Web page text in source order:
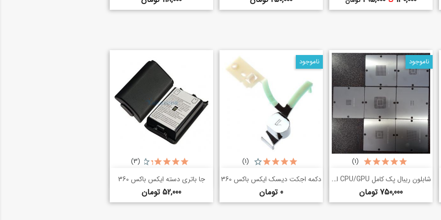
شابلون ریبال پک کامل CPU/GPU ایکس باکس 360
قیمت750,000 تومان
(1)
ناموجود
shopping_basketخرید سریع دکمه اجکت دیسک ایکس باکس 360
قیمت 0 تومان
(1)
ناموجود
shopping_basketخرید سریع جا باتری دسته ایکس باکس 360
قیمت52,000 تومان
(3)
shopping_basketخرید سریع